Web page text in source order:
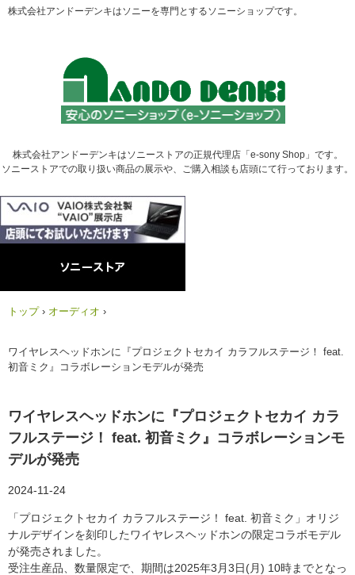
株式会社アンドーデンキはソニーを専門とするソニーショップです。
株式会社アンドーデンキはソニーストアの正規代理店「e-sony Shop」です。
ソニーストアでの取り扱い商品の展示や、ご購入相談も店頭にて行っております。
トップ › オーディオ ›
ワイヤレスヘッドホンに『プロジェクトセカイ カラフルステージ！ feat.
初音ミク』コラボレーションモデルが発売
ワイヤレスヘッドホンに『プロジェクトセカイ カラ
フルステージ！ feat. 初音ミク』コラボレーションモ
デルが発売
2024-11-24
「プロジェクトセカイ カラフルステージ！ feat. 初音ミク」オリジ
ナルデザインを刻印したワイヤレスヘッドホンの限定コラボモデル
が発売されました。
受注生産品、数量限定で、期間は2025年3月3日(月) 10時までとなっ